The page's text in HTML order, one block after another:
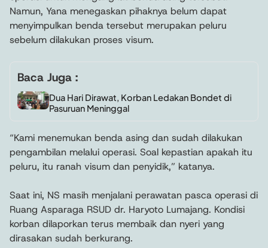
Namun, Yana menegaskan pihaknya belum dapat
menyimpulkan benda tersebut merupakan peluru
sebelum dilakukan proses visum.
Baca Juga :
Dua Hari Dirawat, Korban Ledakan Bondet di
Pasuruan Meninggal
“Kami menemukan benda asing dan sudah dilakukan
pengambilan melalui operasi. Soal kepastian apakah itu
peluru, itu ranah visum dan penyidik,” katanya.
Saat ini, NS masih menjalani perawatan pasca operasi di
Ruang Asparaga RSUD dr. Haryoto Lumajang. Kondisi
korban dilaporkan terus membaik dan nyeri yang
dirasakan sudah berkurang.